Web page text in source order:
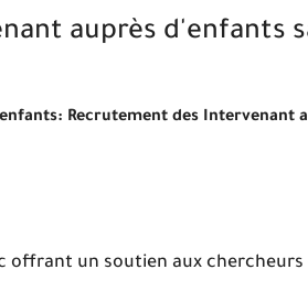
auprès d'enfants
Recrutement des Intervenant
offrant un soutien aux chercheurs